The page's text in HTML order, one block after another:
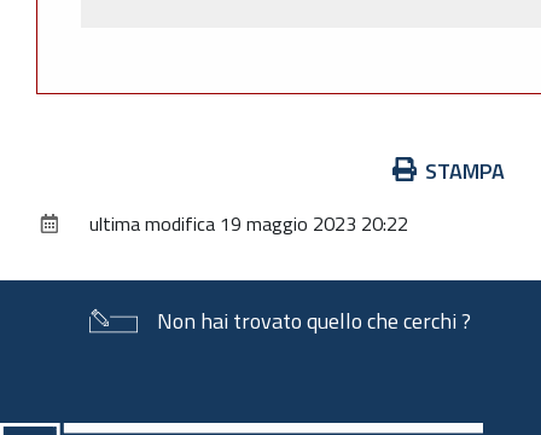
documento
STAMPA
ultima modifica 19 maggio 2023 20:22
Non hai trovato quello che cerchi ?